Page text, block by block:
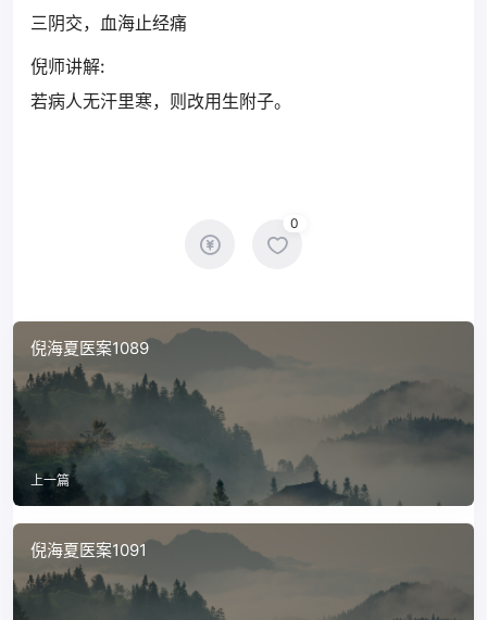
三阴交，血海止经痛
倪师讲解:
若病人无汗里寒，则改用生附子。
0
倪海夏医案1089
上一篇
倪海夏医案1091